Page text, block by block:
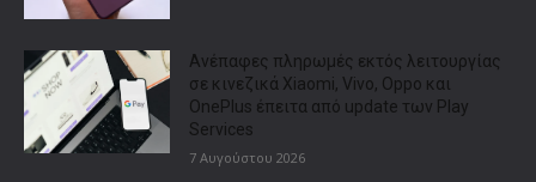
Ανέπαφες πληρωμές εκτός λειτουργίας
σε κινεζικά Xiaomi, Vivo, Oppo και
OnePlus έπειτα από update των Play
Services
7 Αυγούστου 2026